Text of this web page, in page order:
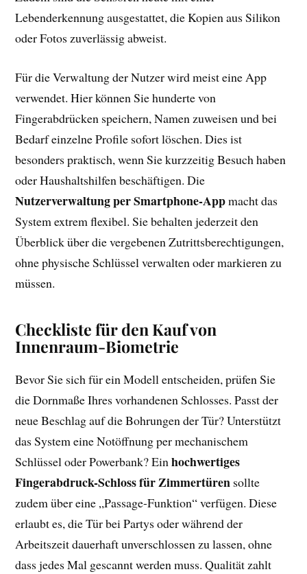
Lebenderkennung ausgestattet, die Kopien aus Silikon
oder Fotos zuverlässig abweist.
Für die Verwaltung der Nutzer wird meist eine App
verwendet. Hier können Sie hunderte von
Fingerabdrücken speichern, Namen zuweisen und bei
Bedarf einzelne Profile sofort löschen. Dies ist
besonders praktisch, wenn Sie kurzzeitig Besuch haben
oder Haushaltshilfen beschäftigen. Die
Nutzerverwaltung per Smartphone-Appmacht das
System extrem flexibel. Sie behalten jederzeit den
Überblick über die vergebenen Zutrittsberechtigungen,
ohne physische Schlüssel verwalten oder markieren zu
müssen.
Checkliste für den Kauf von
Innenraum-Biometrie
Bevor Sie sich für ein Modell entscheiden, prüfen Sie
die Dornmaße Ihres vorhandenen Schlosses. Passt der
neue Beschlag auf die Bohrungen der Tür? Unterstützt
das System eine Notöffnung per mechanischem
Schlüssel oder Powerbank? Einhochwertiges
Fingerabdruck-Schloss für Zimmertüren sollte
zudem über eine „Passage-Funktion“ verfügen. Diese
erlaubt es, die Tür bei Partys oder während der
Arbeitszeit dauerhaft unverschlossen zu lassen, ohne
dass jedes Mal gescannt werden muss. Qualität zahlt